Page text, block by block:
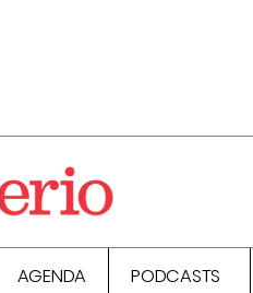
AGENDA PODCASTS